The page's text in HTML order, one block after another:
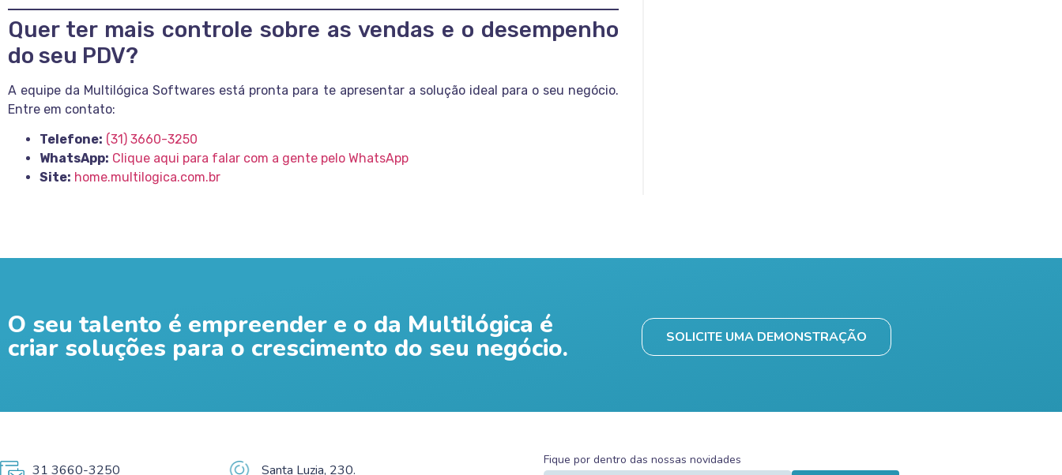
Quer ter mais controle sobre as vendas e o desempenho
do seu PDV?
A equipe da Multilógica Softwares está pronta para te apresentar a solução ideal para o seu negócio.
Entre em contato:
Telefone: (31) 3660-3250
WhatsApp: Clique aqui para falar com a gente pelo WhatsApp
Site: home.multilogica.com.br
O seu talento é empreender e o da Multilógica é
criar soluções para o crescimento do seu negócio. SOLICITE UMA DEMONSTRAÇÃO
31 3660-3250 Santa Luzia, 230.
Fique por dentro das nossas novidades